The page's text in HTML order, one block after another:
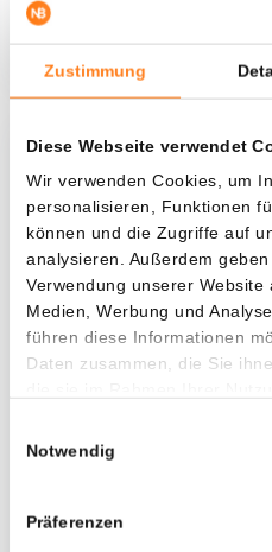
Zustimmung
Diese Webseite verwendet
Wir verwenden Cookies, um
personalisieren, Funktionen
können und die Zugriffe auf
analysieren. Außerdem
Verwendung unserer
Medien, Werbung und
führen diese Informationen
Daten zusammen, die Sie
Notwendig
Präferenzen
Was,
Zie hoeveel waarde je
je dollar-cost
verschillende
Hätte investiert
$
Cash Cat CASHCAT